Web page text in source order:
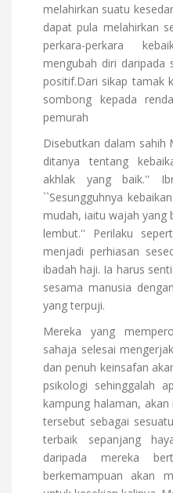
melahirkan suatu
dapat pula melahirkan
perkara-perkara
mengubah diri daripada
positif.Dari sikap tamak
sombong kepada
pemurah
Disebutkan dalam sahih
ditanya tentang
akhlak yang baik.''
``Sesungguhnya
mudah, iaitu wajah yang
lembut.'' Perilaku
menjadi perhiasan
ibadah haji. Ia harus
sesama manusia
yang terpuji.
Mereka yang
sahaja selesai
dan penuh keinsafan
psikologi sehinggalah
kampung halaman,
tersebut sebagai
terbaik sepanjang
daripada mereka
berkemampuan akan